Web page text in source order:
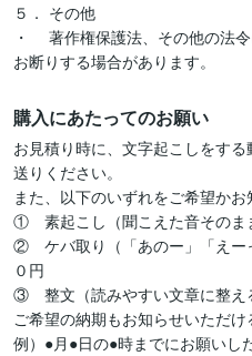
５．	その他
・	著作権保護法、その他の法令に違反する可能性のある案件は、
購入にあたってのお願い
お見積り時に、文字起こしをす
送りください。
また、以下のいずれをご希望かお
①　素起こし（聞こえた音そのま
②　ケバ取り（「あのー」「えー
０円
③　整文（読みやすい文章に整え
ご希望の納期もお知らせいただけ
例）●月●日の●時までにお願いし